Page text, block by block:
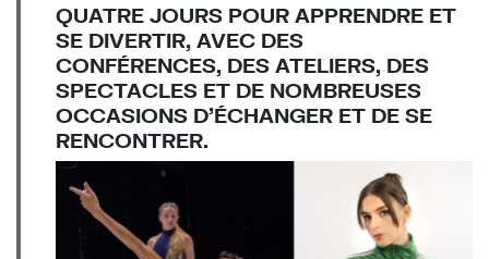
QUATRE JOURS POUR APPRENDRE ET
SE DIVERTIR, AVEC DES
CONFÉRENCES, DES ATELIERS, DES
SPECTACLES ET DE NOMBREUSES
OCCASIONS D’ÉCHANGER ET DE SE
RENCONTRER.